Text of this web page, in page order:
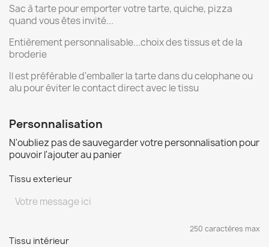
Sac à tarte pour emporter votre tarte, quiche, pizza
quand vous êtes invité...
Entièrement personnalisable...choix des tissus et de la
broderie
Il est préférable d'emballer la tarte dans du celophane ou
alu pour éviter le contact direct avec le tissu
Personnalisation
N'oubliez pas de sauvegarder votre personnalisation pour
pouvoir l'ajouter au panier
Tissu exterieur
250 caractères max
Tissu intérieur